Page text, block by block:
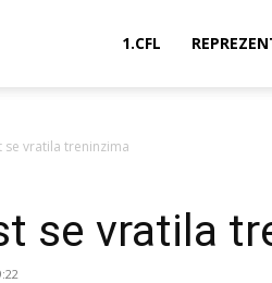
1.CFL
se vratila treninzima
se vratila